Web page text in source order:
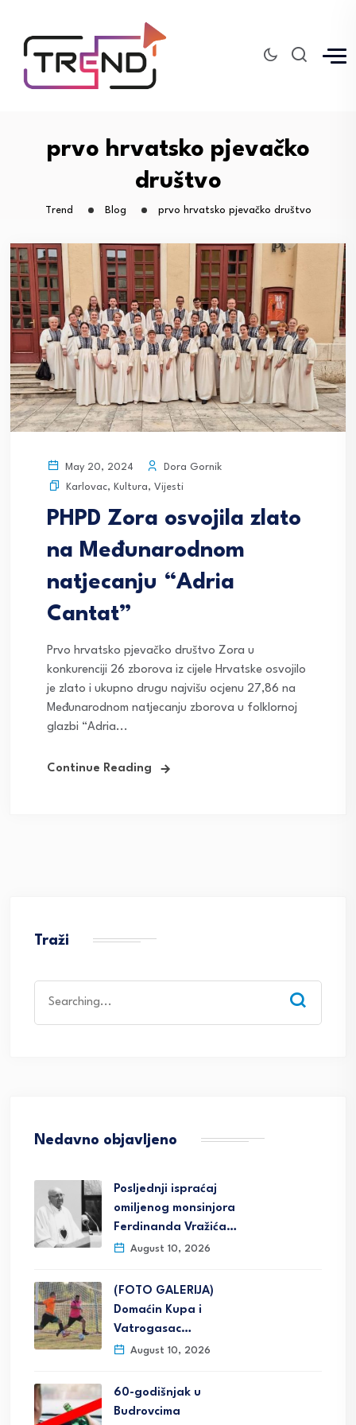
prvo hrvatsko pjevačko
društvo
Trend Blog prvo hrvatsko pjevačko društvo
May 20, 2024
Dora Gornik
Karlovac, Kultura, Vijesti
PHPD Zora osvojila zlato
na Međunarodnom
natjecanju “Adria
Cantat”
Prvo hrvatsko pjevačko društvo Zora u
konkurenciji 26 zborova iz cijele Hrvatske osvojilo
je zlato i ukupno drugu najvišu ocjenu 27,86 na
Međunarodnom natjecanju zborova u folklornoj
glazbi “Adria...
Continue Reading
Traži
for:
Nedavno objavljeno
Posljednji ispraćaj
omiljenog monsinjora
Ferdinanda Vražića…
August 10, 2026
(FOTO GALERIJA)
Domaćin Kupa i
Vatrogasac…
August 10, 2026
60-godišnjak u
Budrovcima